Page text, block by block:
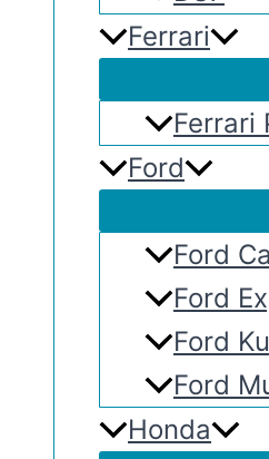
Ferrari
Ferrari
Ford
Ford
Ford
Ford
Ford
Honda